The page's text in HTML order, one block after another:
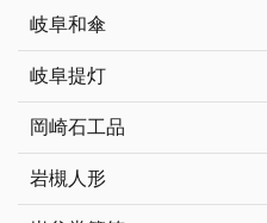
岐阜和傘
岐阜提灯
岡崎石工品
岩槻人形